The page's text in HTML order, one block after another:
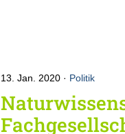
13. Jan. 2020 Politik